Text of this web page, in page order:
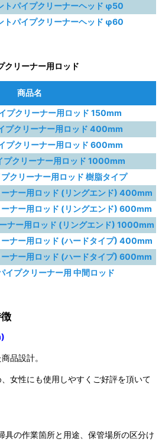
トパイプクリーナーヘッド φ50
トパイプクリーナーヘッド φ60
クリーナー用ロッド
商品名
プクリーナー用ロッド 150mm
プクリーナー用ロッド 400mm
プクリーナー用ロッド 600mm
プクリーナー用ロッド 1000mm
クリーナー用ロッド 樹脂タイプ
ーナー用ロッド (リングエンド) 400mm
ナー用ロッド (リングエンド) 600mm
ナー用ロッド (リングエンド) 1000mm
ナー用ロッド (ハードタイプ) 400mm
ナー用ロッド (ハードタイプ) 600mm
イプクリーナー用 中間ロッド
品設計。
女性にも使用しやすくご好評を頂いて
具の作業箇所と用途、保管場所の区分け